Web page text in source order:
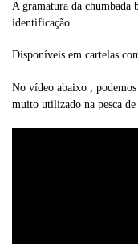
A gramatura da chumbada
identificação .
Disponíveis em cartelas
No vídeo abaixo ,
muito utilizado na pesca